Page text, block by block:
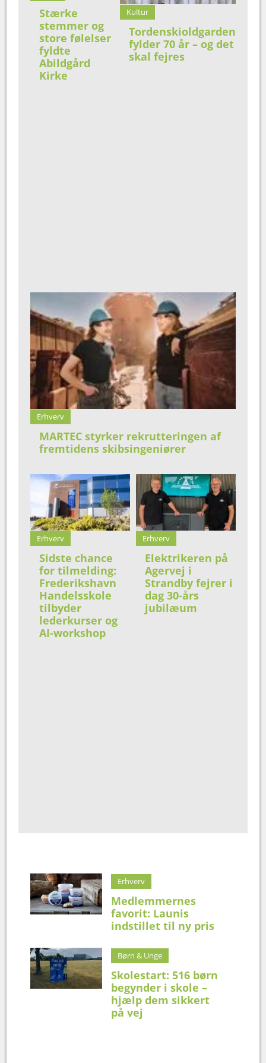
Stærke
stemmer og
store følelser
fyldte
Abildgård
Kirke
Kultur
Tordenskioldgarden
fylder 70 år – og det
skal fejres
Erhverv
MARTEC styrker rekrutteringen af
fremtidens skibsingeniører
Erhverv
Sidste chance
for tilmelding:
Frederikshavn
Handelsskole
tilbyder
lederkurser og
AI-workshop
Erhverv
Elektrikeren på
Agervej i
Strandby fejrer i
dag 30-års
jubilæum
Erhverv
Medlemmernes
favorit: Launis
indstillet til ny pris
Børn & Unge
Skolestart: 516 børn
begynder i skole –
hjælp dem sikkert
på vej